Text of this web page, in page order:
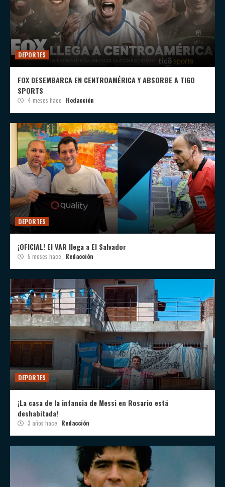
DEPORTES
FOX DESEMBARCA EN CENTROAMÉRICA Y ABSORBE A TIGO
SPORTS
4 meses hace Redacción
DEPORTES
¡OFICIAL! El VAR llega a El Salvador
5 meses hace Redacción
DEPORTES
¡La casa de la infancia de Messi en Rosario está
deshabitada!
3 años hace Redacción